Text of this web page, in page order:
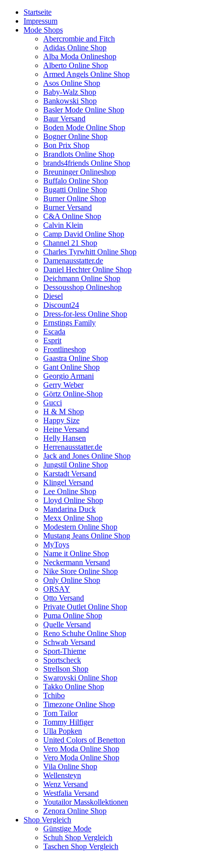
Startseite
Impressum
Mode Shops
Abercrombie and Fitch
Adidas Online Shop
Alba Moda Onlineshop
Alberto Online Shop
Armed Angels Online Shop
Asos Online Shop
Baby-Walz Shop
Bankowski Shop
Basler Mode Online Shop
Baur Versand
Boden Mode Online Shop
Bogner Online Shop
Bon Prix Shop
Brandlots Online Shop
brands4friends Online Shop
Breuninger Onlineshop
Buffalo Online Shop
Bugatti Online Shop
Burner Online Shop
Burner Versand
C&A Online Shop
Calvin Klein
Camp David Online Shop
Channel 21 Shop
Charles Tyrwhitt Online Shop
Damenausstatter.de
Daniel Hechter Online Shop
Deichmann Online Shop
Dessousshop Onlineshop
Diesel
Discount24
Dress-for-less Online Shop
Ernstings Family
Escada
Esprit
Frontlineshop
Gaastra Online Shop
Gant Online Shop
Georgio Armani
Gerry Weber
Görtz Online-Shop
Gucci
H & M Shop
Happy Size
Heine Versand
Helly Hansen
Herrenausstatter.de
Jack and Jones Online Shop
Jungstil Online Shop
Karstadt Versand
Klingel Versand
Lee Online Shop
Lloyd Online Shop
Mandarina Duck
Mexx Online Shop
Modestern Online Shop
Mustang Jeans Online Shop
MyToys
Name it Online Shop
Neckermann Versand
Nike Store Online Shop
Only Online Shop
ORSAY
Otto Versand
Private Outlet Online Shop
Puma Online Shop
Quelle Versand
Reno Schuhe Online Shop
Schwab Versand
Sport-Thieme
Sportscheck
Strellson Shop
Swarovski Online Shop
Takko Online Shop
Tchibo
Timezone Online Shop
Tom Tailor
Tommy Hilfiger
Ulla Popken
United Colors of Benetton
Vero Moda Online Shop
Vero Moda Online Shop
Vila Online Shop
Wellensteyn
Wenz Versand
Westfalia Versand
Youtailor Masskollektionen
Zenora Online Shop
Shop Vergleich
Günstige Mode
Schuh Shop Vergleich
Taschen Shop Vergleich